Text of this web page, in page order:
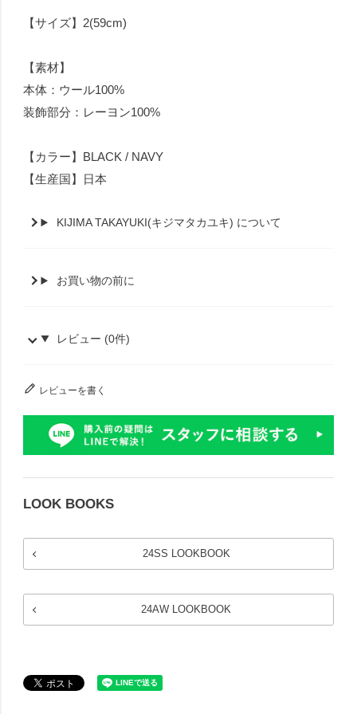
【サイズ】2(59cm)
【素材】
本体：ウール100%
装飾部分：レーヨン100%
【カラー】BLACK / NAVY
【生産国】日本
KIJIMA TAKAYUKI(キジマタカユキ) について
お買い物の前に
レビュー (0件)
レビューを書く
LOOK BOOKS
24SS LOOKBOOK
24AW LOOKBOOK